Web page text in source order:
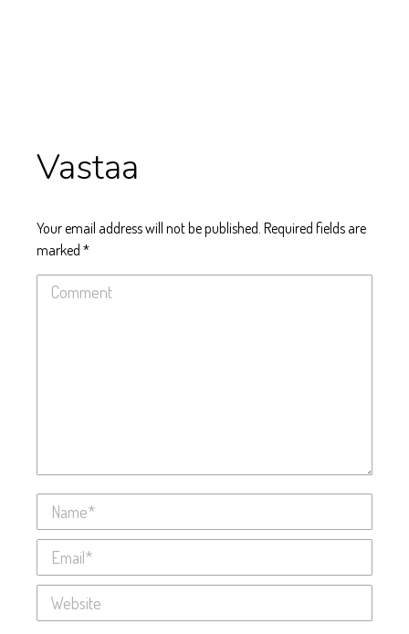
Vastaa
Your email address will not be published. Required fields are
marked *
Comment
Name *
Email *
Website